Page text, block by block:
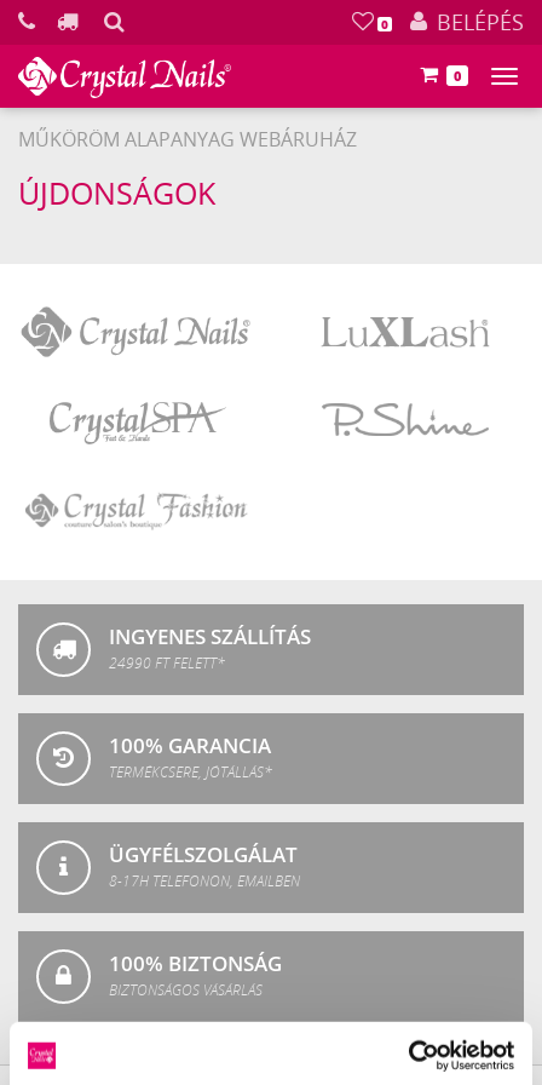
0 BELÉPÉS
0
MŰKÖRÖM ALAPANYAG WEBÁRUHÁZ
ÚJDONSÁGOK
Nails
SPA
INGYENES SZÁLLÍTÁS
24990 FT FELETT*
100% GARANCIA
TERMÉKCSERE, JÓTÁLLÁS*
ÜGYFÉLSZOLGÁLAT
8-17H TELEFONON, EMAILBEN
100% BIZTONSÁG
BIZTONSÁGOS VÁSÁRLÁS